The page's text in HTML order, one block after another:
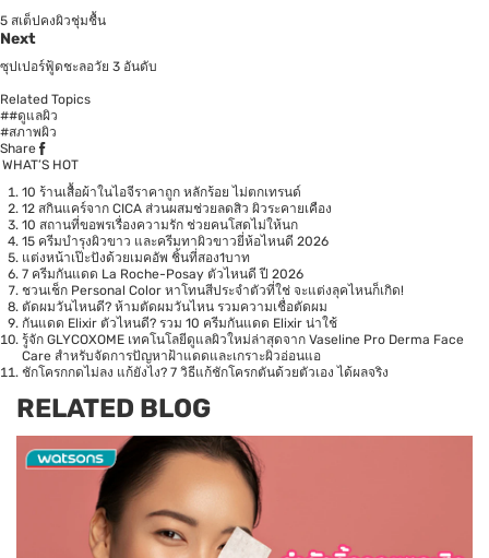
5 สเต็ปคงผิวชุ่มชื้น
Next
ซุปเปอร์ฟู้ดชะลอวัย 3 อันดับ
Related Topics
##ดูแลผิว
#สภาพผิว
Share
WHAT’S HOT
10 ร้านเสื้อผ้าในไอจีราคาถูก หลักร้อย ไม่ตกเทรนด์
12 สกินแคร์จาก CICA ส่วนผสมช่วยลดสิว ผิวระคายเคือง
10 สถานที่ขอพรเรื่องความรัก ช่วยคนโสดไม่ให้นก
15 ครีมบำรุงผิวขาว และครีมทาผิวขาวยี่ห้อไหนดี 2026
แต่งหน้าเป๊ะปังด้วยเมคอัพ ชิ้นที่สอง1บาท
7 ครีมกันแดด La Roche-Posay ตัวไหนดี ปี 2026
ชวนเช็ก Personal Color หาโทนสีประจำตัวที่ใช่ จะแต่งลุคไหนก็เกิด!
ตัดผมวันไหนดี? ห้ามตัดผมวันไหน รวมความเชื่อตัดผม
กันแดด Elixir ตัวไหนดี? รวม 10 ครีมกันแดด Elixir น่าใช้
รู้จัก GLYCOXOME เทคโนโลยีดูแลผิวใหม่ล่าสุดจาก Vaseline Pro Derma Face
Care สำหรับจัดการปัญหาฝ้าแดดและเกราะผิวอ่อนแอ
ชักโครกกดไม่ลง แก้ยังไง? 7 วิธีแก้ชักโครกตันด้วยตัวเอง ได้ผลจริง
RELATED BLOG